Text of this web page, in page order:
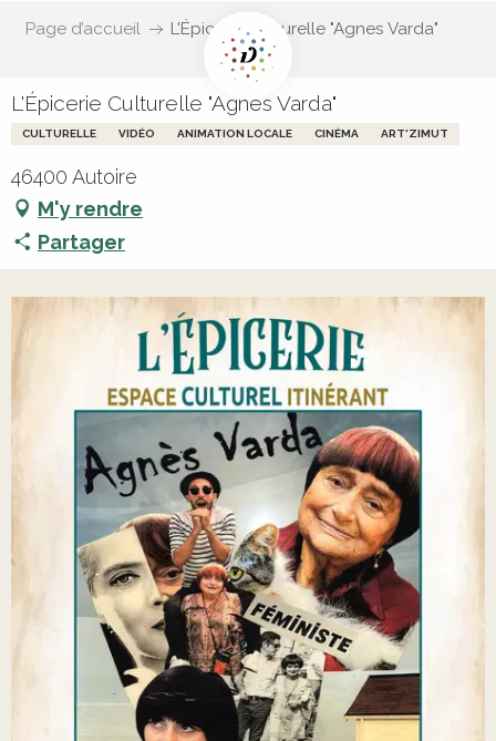
Page d’accueil L'Épicerie Culturelle "Agnes Varda"
L'Épicerie Culturelle "Agnes Varda"
CULTURELLE VIDÉO ANIMATION LOCALE CINÉMA ART'ZIMUT
46400 Autoire
M'y rendre
Partager